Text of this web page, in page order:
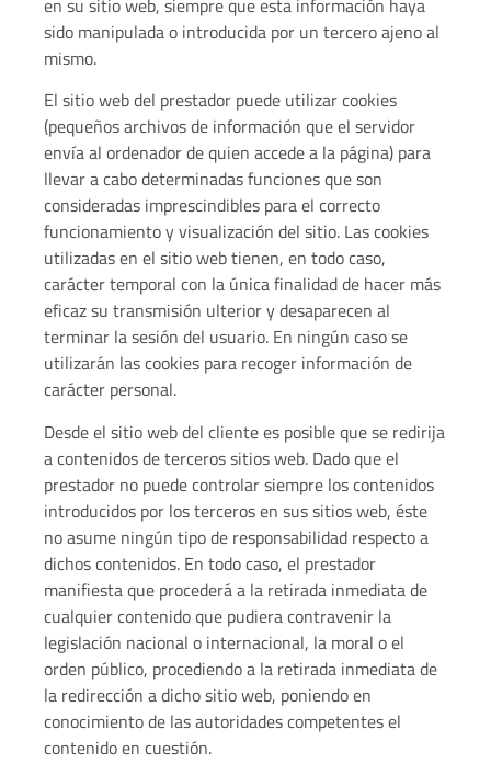
en su sitio web, siempre que esta información haya
sido manipulada o introducida por un tercero ajeno al
mismo.
El sitio web del prestador puede utilizar cookies
(pequeños archivos de información que el servidor
envía al ordenador de quien accede a la página) para
llevar a cabo determinadas funciones que son
consideradas imprescindibles para el correcto
funcionamiento y visualización del sitio. Las cookies
utilizadas en el sitio web tienen, en todo caso,
carácter temporal con la única finalidad de hacer más
eficaz su transmisión ulterior y desaparecen al
terminar la sesión del usuario. En ningún caso se
utilizarán las cookies para recoger información de
carácter personal.
Desde el sitio web del cliente es posible que se redirija
a contenidos de terceros sitios web. Dado que el
prestador no puede controlar siempre los contenidos
introducidos por los terceros en sus sitios web, éste
no asume ningún tipo de responsabilidad respecto a
dichos contenidos. En todo caso, el prestador
manifiesta que procederá a la retirada inmediata de
cualquier contenido que pudiera contravenir la
legislación nacional o internacional, la moral o el
orden público, procediendo a la retirada inmediata de
la redirección a dicho sitio web, poniendo en
conocimiento de las autoridades competentes el
contenido en cuestión.